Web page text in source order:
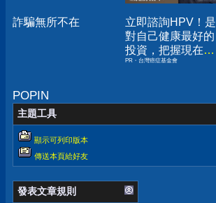
詐騙無所不在
立即諮詢HPV！是
對自己健康最好的
投資，把握現在不
嫌晚！
PR・台灣癌症基金會
POPIN
主題工具
顯示可列印版本
傳送本頁給好友
發表文章規則